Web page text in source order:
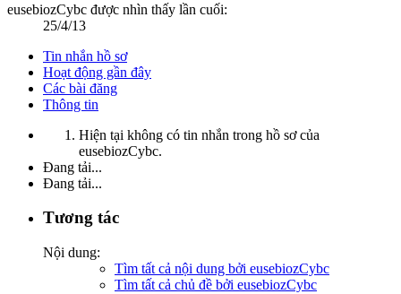
eusebiozCybc được nhìn thấy lần cuối:
25/4/13
Tin nhắn hồ sơ
Hoạt động gần đây
Các bài đăng
Thông tin
Hiện tại không có tin nhắn trong hồ sơ của
eusebiozCybc.
Đang tải...
Đang tải...
Tương tác
Nội dung:
Tìm tất cả nội dung bởi eusebiozCybc
Tìm tất cả chủ đề bởi eusebiozCybc